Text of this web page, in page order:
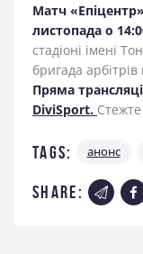
Матч
листопада о
стадіоні імені
бригада арбітрів
Пряма
DiviSport.
Tags: анонс
share: